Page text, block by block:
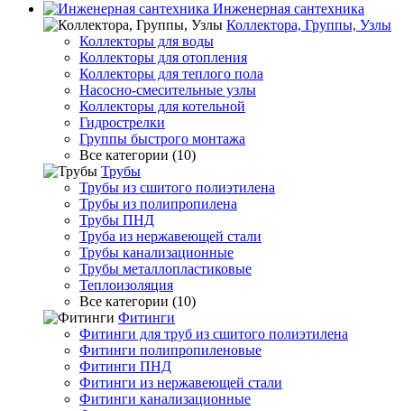
Инженерная сантехника
Коллектора, Группы, Узлы
Коллекторы для воды
Коллекторы для отопления
Коллекторы для теплого пола
Насосно-смесительные узлы
Коллекторы для котельной
Гидрострелки
Группы быстрого монтажа
Все категории (10)
Трубы
Трубы из сшитого полиэтилена
Трубы из полипропилена
Трубы ПНД
Труба из нержавеющей стали
Трубы канализационные
Трубы металлопластиковые
Теплоизоляция
Все категории (10)
Фитинги
Фитинги для труб из сшитого полиэтилена
Фитинги полипропиленовые
Фитинги ПНД
Фитинги из нержавеющей стали
Фитинги канализационные